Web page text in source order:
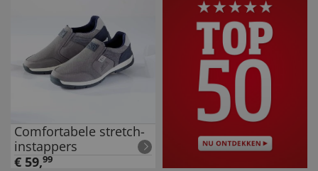
Comfortabele stretch-
instappers
€ 59,99